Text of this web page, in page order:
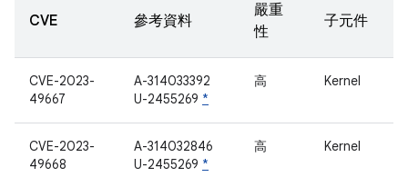
CVE 參考資料
嚴重
性
子元件
CVE-2023-
49667
A-314033392
U-2455269 *
高 Kernel
CVE-2023-
49668
A-314032846
U-2455269 *
高 Kernel